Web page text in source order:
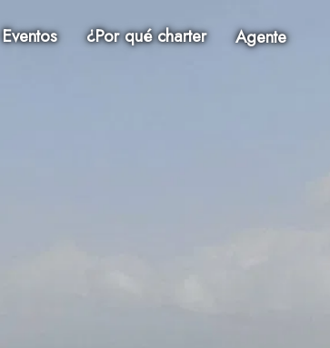
Eventos ¿Por qué charter Agente